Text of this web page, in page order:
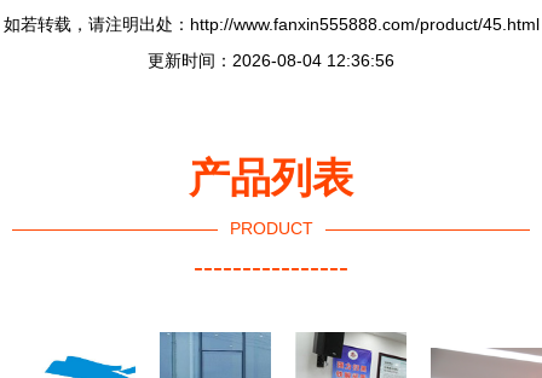
如若转载，请注明出处：http://www.fanxin555888.com/product/45.html
更新时间：2026-08-04 12:36:56
产品列表
PRODUCT
----------------